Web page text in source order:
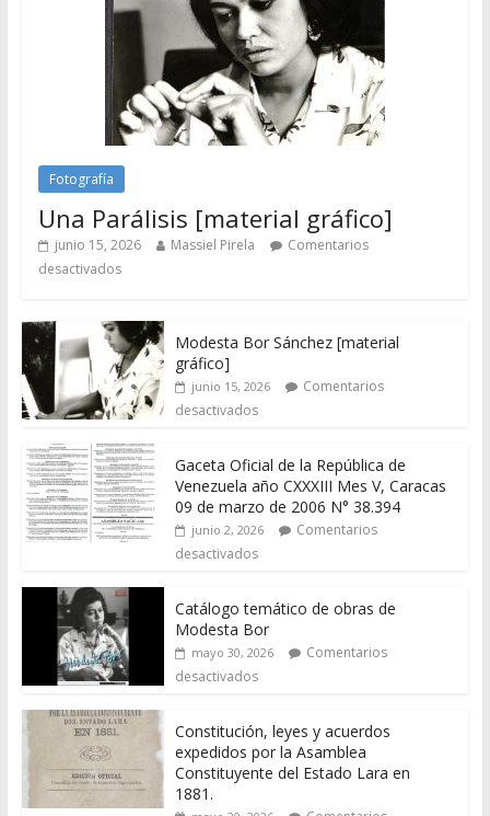
Fotografía
Una Parálisis [material gráfico]
junio 15, 2026 Massiel Pirela
Comentarios
desactivados
Modesta Bor Sánchez [material
gráfico]
junio 15, 2026
Comentarios
desactivados
Gaceta Oficial de la República de
Venezuela año CXXXIII Mes V, Caracas
09 de marzo de 2006 N° 38.394
junio 2, 2026
Comentarios
desactivados
Catálogo temático de obras de
Modesta Bor
mayo 30, 2026
Comentarios
desactivados
Constitución, leyes y acuerdos
expedidos por la Asamblea
Constituyente del Estado Lara en
1881.